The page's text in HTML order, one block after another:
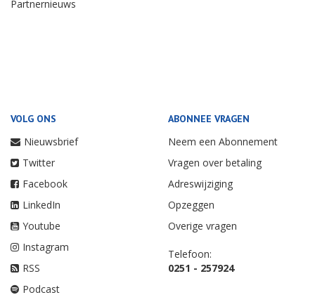
Partnernieuws
VOLG ONS
Nieuwsbrief
Twitter
Facebook
LinkedIn
Youtube
Instagram
RSS
Podcast
ABONNEE VRAGEN
Neem een Abonnement
Vragen over betaling
Adreswijziging
Opzeggen
Overige vragen
Telefoon:
0251 - 257924